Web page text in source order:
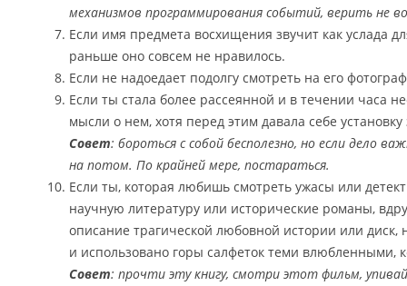
механизмов программирования событий, верить не
Если имя предмета восхищения звучит как услада
раньше оно совсем не нравилось.
Если не надоедает подолгу смотреть на его
Если ты стала более рассеянной и в течении часа
мысли о нем, хотя перед этим давала себе
Совет: бороться с собой бесполезно, но если дело
на потом. По крайней мере, постараться.
Если ты, которая любишь смотреть ужасы или
научную литературу или исторические романы,
описание трагической любовной истории или диск,
и использовано горы салфеток теми влюбленными,
Совет: прочти эту книгу, смотри этот фильм,